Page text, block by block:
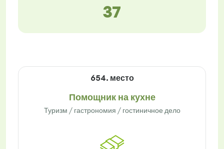
37
654. место
Помощник на кухне
Туризм / гастрономия / гостиничное дело